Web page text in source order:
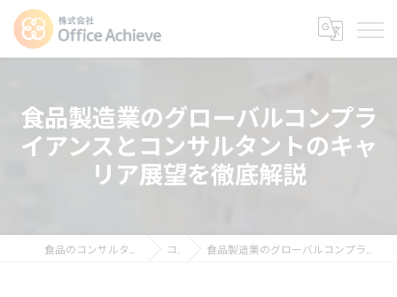
食品製造業のグローバルコンプラ
イアンスとコンサルタントのキャ
リア展望を徹底解説
コラム 食品製造業のグローバルコンプライアンスとコンサルタントのキャリア展望を徹底解説